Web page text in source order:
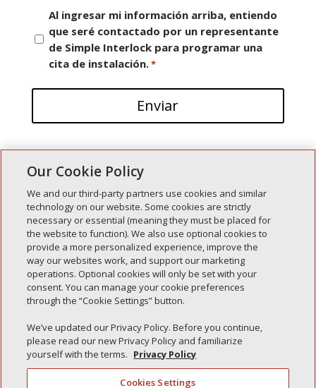
Consentimiento
Al ingresar mi información arriba, entiendo
que seré contactado por un representante
de Simple Interlock para programar una
cita de instalación.*
Entradas recientes
Simple Interlock de Walla Walla
Enclavamiento simple de Morton
Simple Interlock de Carol Stream
Simple Interlock de Waukegan
Simple Interlock de Texarkana
Our Cookie Policy
We and our third-party partners use cookies and similar
technology on our website. Some cookies are strictly
necessary or essential (meaning they must be placed for
the website to function). We also use optional cookies to
provide a more personalized experience, improve the
way our websites work, and support our marketing
operations. Optional cookies will only be set with your
consent. You can manage your cookie preferences
through the “Cookie Settings” button.
We’ve updated our Privacy Policy. Before you continue,
please read our new Privacy Policy and familiarize
yourself with the terms. Privacy Policy
Cookies Settings